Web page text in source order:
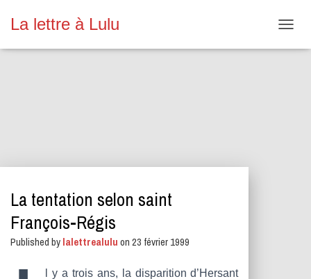
La lettre à Lulu
U
La tentation selon saint
François-Régis
Published bylalettrealuluon23 février 1999
l y a trois ans, la disparition d’Hersant